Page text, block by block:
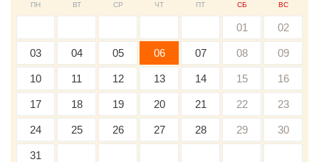
ПН ВТ СР ЧТ ПТ СБ ВС
01 02
03 04 05 06 07 08 09
10 11 12 13 14 15 16
17 18 19 20 21 22 23
24 25 26 27 28 29 30
31